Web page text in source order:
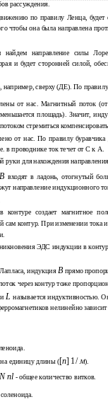
рассуждения.
по правилу Ленца,
чтобы она была направлена
направление силы
и будет сторонней силой,
сверху (ДЕ). По правилу
от нас. Магнитный поток
площадь). Значит,
стремиться
от нас. По правилу
в проводнике ток течет от С к А.
руки для нахождения
Bвходят в ладонь, отогнутый
направление индукционного
контуре создает магнитное
контур. При изменении тока
ЭДС индукции в
индукцияB прямо
через контур тоже
Lназывается индуктивностью.
нелинейно зависит
на единицу длины ([ n] 1/м).
N nl - общее количество витков.